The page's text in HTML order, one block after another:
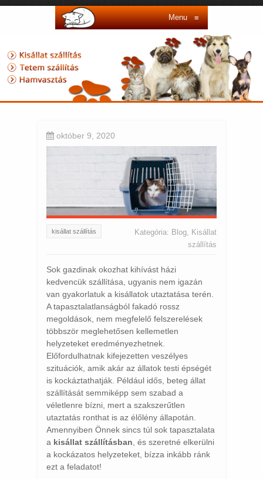
Menu≡
október 9, 2020
kisállat szállítás Kategória: Blog Kisállat
szállítás
Sok gazdinak okozhat kihívást házi
kedvencük szállítása, ugyanis nem igazán
van gyakorlatuk a kisállatok utaztatása terén.
A tapasztalatlanságból fakadó rossz
megoldások, nem megfelelő felszerelések
többször meglehetősen kellemetlen
helyzeteket eredményezhetnek.
Előfordulhatnak kifejezetten veszélyes
szituációk, amik akár az állatok testi épségét
is kockáztathatják. Például idős, beteg állat
szállítását semmiképp sem szabad a
véletlenre bízni, mert a szakszerűtlen
utaztatás ronthat is az élőlény állapotán.
Amennyiben Önnek sincs túl sok tapasztalata
a kisállat szállításban , és szeretné elkerülni
a kockázatos helyzeteket, bízza inkább ránk
ezt a feladatot!